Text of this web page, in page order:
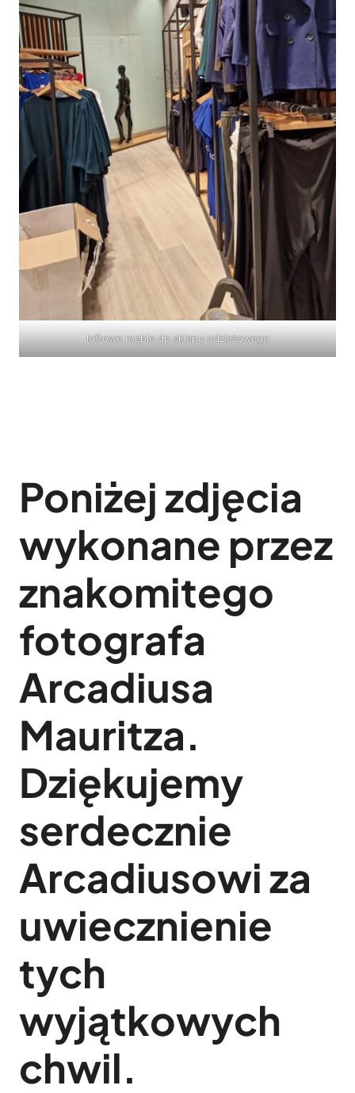
loftowe meble dp sklepu odzieżowego
Poniżej zdjęcia
wykonane przez
znakomitego
fotografa
Arcadiusa
Mauritza.
Dziękujemy
serdecznie
Arcadiusowi za
uwiecznienie
tych
wyjątkowych
chwil.